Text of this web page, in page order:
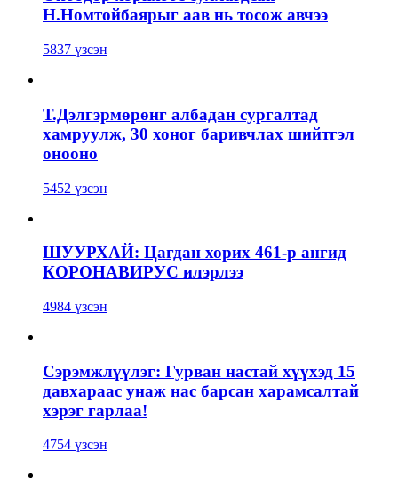
Н.Номтойбаярыг аав нь тосож авчээ
5837 үзсэн
Т.Дэлгэрмөрөнг албадан сургалтад
хамруулж, 30 хоног баривчлах шийтгэл
онооно
5452 үзсэн
ШУУРХАЙ: Цагдан хорих 461-р ангид
КОРОНАВИРУС илэрлээ
4984 үзсэн
Сэрэмжлүүлэг: Гурван настай хүүхэд 15
давхараас унаж нас барсан харамсалтай
хэрэг гарлаа!
4754 үзсэн